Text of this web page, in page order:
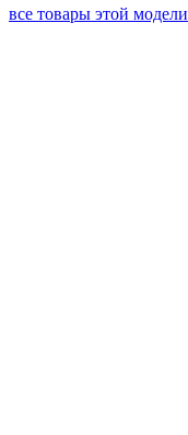
все товары этой модели